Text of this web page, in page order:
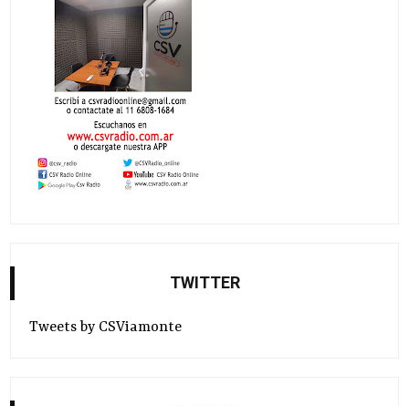
TWITTER
Tweets by CSViamonte